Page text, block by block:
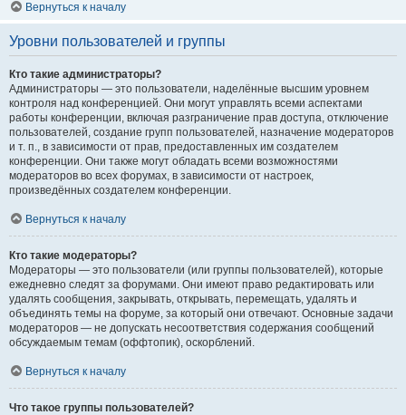
Вернуться к началу
Уровни пользователей и группы
Кто такие администраторы?
Администраторы — это пользователи, наделённые высшим уровнем
контроля над конференцией. Они могут управлять всеми аспектами
работы конференции, включая разграничение прав доступа, отключение
пользователей, создание групп пользователей, назначение модераторов
и т. п., в зависимости от прав, предоставленных им создателем
конференции. Они также могут обладать всеми возможностями
модераторов во всех форумах, в зависимости от настроек,
произведённых создателем конференции.
Вернуться к началу
Кто такие модераторы?
Модераторы — это пользователи (или группы пользователей), которые
ежедневно следят за форумами. Они имеют право редактировать или
удалять сообщения, закрывать, открывать, перемещать, удалять и
объединять темы на форуме, за который они отвечают. Основные задачи
модераторов — не допускать несоответствия содержания сообщений
обсуждаемым темам (оффтопик), оскорблений.
Вернуться к началу
Что такое группы пользователей?